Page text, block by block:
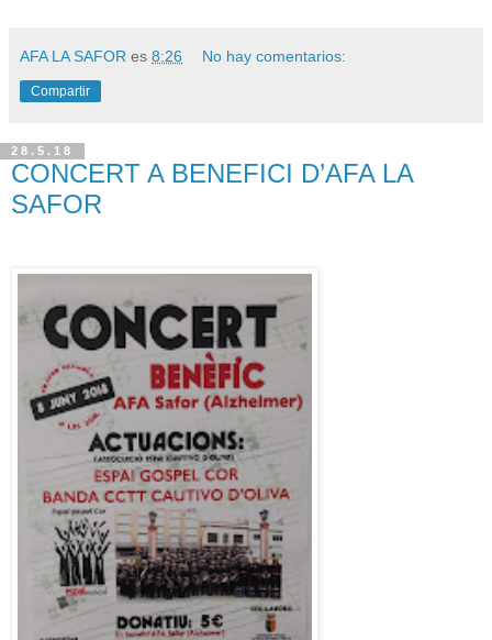
AFA LA SAFOR es 8:26 No hay comentarios:
Compartir
28.5.18
CONCERT A BENEFICI D’AFA LA
SAFOR